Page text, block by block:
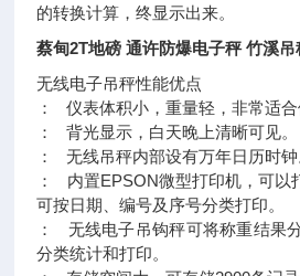
的转换计算，终显示出来。
蔡甸2T地磅 通许防爆电子秤 竹溪吊
无线电子吊秤性能优点
： 仪表体积小，重量轻，非常适合
： 背光显示，白天晚上清晰可见。
： 无线吊秤内部设有万年日历时钟
： 内置EPSON微型打印机，可以
可按日期、编号及序号分类打印。
： 无线电子吊钩秤可将称重结果
分类统计和打印。